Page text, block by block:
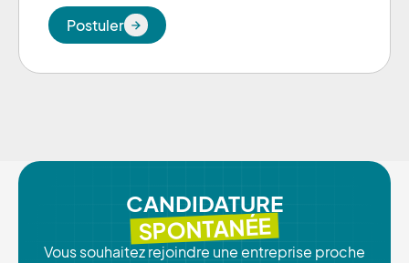
Postuler
Postuler
CANDIDATURE
SPONTANÉE
Vous souhaitez rejoindre une entreprise proche